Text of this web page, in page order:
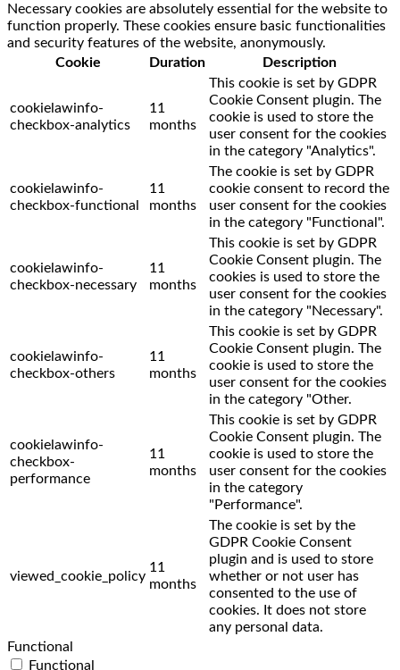
Necessary cookies are absolutely essential for the website to
function properly. These cookies ensure basic functionalities
and security features of the website, anonymously.
Cookie
Duration Description
cookielawinfo-
checkbox-analytics
11
months
This cookie is set by GDPR
Cookie Consent plugin. The
cookie is used to store the
user consent for the cookies
in the category "Analytics".
cookielawinfo-
checkbox-functional
11
months
The cookie is set by GDPR
cookie consent to record the
user consent for the cookies
in the category "Functional".
cookielawinfo-
checkbox-necessary
11
months
This cookie is set by GDPR
Cookie Consent plugin. The
cookies is used to store the
user consent for the cookies
in the category "Necessary".
cookielawinfo-
checkbox-others
11
months
This cookie is set by GDPR
Cookie Consent plugin. The
cookie is used to store the
user consent for the cookies
in the category "Other.
cookielawinfo-
checkbox-
performance
11
months
This cookie is set by GDPR
Cookie Consent plugin. The
cookie is used to store the
user consent for the cookies
in the category
"Performance".
viewed_cookie_policy
11
months
The cookie is set by the
GDPR Cookie Consent
plugin and is used to store
whether or not user has
consented to the use of
cookies. It does not store
any personal data.
Functional
Functional